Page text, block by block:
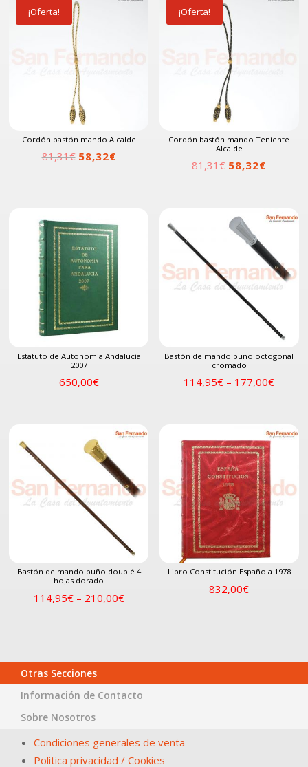
¡Oferta!
Cordón bastón mando Alcalde
81,31€ El
81,31€.
58,32€El
58,32€.
¡Oferta!
Cordón bastón mando Teniente
Alcalde
81,31€ El
era:
81,31€.
58,32€
es:
Estatuto de Autonomía Andalucía
2007
650,00€
Bastón de mando puño octogonal
cromado
114,95€ – 177,00€
Bastón de mando puño doublé 4
hojas dorado
114,95€– 210,00€
Libro Constitución Española 1978
832,00€
Otras Secciones
Información de Contacto
Sobre Nosotros
Condiciones generales de venta
Politica privacidad / Cookies